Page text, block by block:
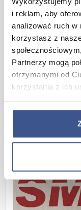
i reklam, aby
analizować ruch w
korzystasz z
Partnerzy mogą
otrzymanymi od
korzystania z ich